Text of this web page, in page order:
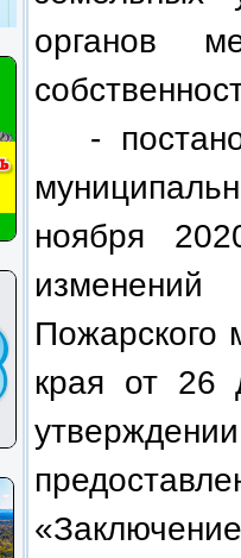
органов
-
ноября
изменений
Пожарского
края от 26